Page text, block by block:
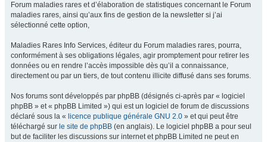
Forum maladies rares et d’élaboration de statistiques concernant le Forum
maladies rares, ainsi qu’aux fins de gestion de la newsletter si j’ai
sélectionné cette option,
Maladies Rares Info Services, éditeur du Forum maladies rares, pourra,
conformément à ses obligations légales, agir promptement pour retirer les
données ou en rendre l’accès impossible dès qu’il a connaissance,
directement ou par un tiers, de tout contenu illicite diffusé dans ses forums.
Nos forums sont développés par phpBB (désignés ci-après par « logiciel
phpBB » et « phpBB Limited ») qui est un logiciel de forum de discussions
déclaré sous la « licence publique générale GNU 2.0 » et qui peut être
téléchargé sur le site de phpBB (en anglais). Le logiciel phpBB a pour seul
but de faciliter les discussions sur internet et phpBB Limited ne peut en